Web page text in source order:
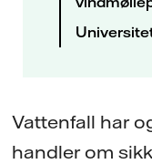
Vattenfall har
handler om